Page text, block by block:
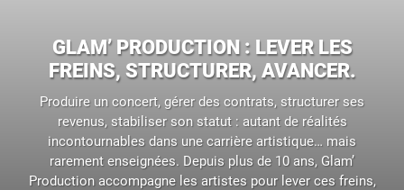
GLAM’ PRODUCTION : LEVER LES
FREINS, STRUCTURER, AVANCER.
Produire un concert, gérer des contrats, structurer ses
revenus, stabiliser son statut : autant de réalités
incontournables dans une carrière artistique… mais
rarement enseignées. Depuis plus de 10 ans, Glam’
Production accompagne les artistes pour lever ces freins,